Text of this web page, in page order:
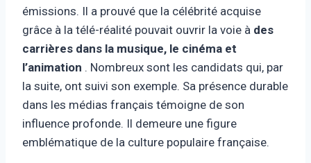
émissions. Il a prouvé que la célébrité acquise
grâce à la télé-réalité pouvait ouvrir la voie à des
carrières dans la musique, le cinéma et
l’animation . Nombreux sont les candidats qui, par
la suite, ont suivi son exemple. Sa présence durable
dans les médias français témoigne de son
influence profonde. Il demeure une figure
emblématique de la culture populaire française.